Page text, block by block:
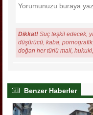
Dikkat! Suç teşkil edecek,
düşürücü, kaba,
doğan her türlü mali,
Benzer Haberler